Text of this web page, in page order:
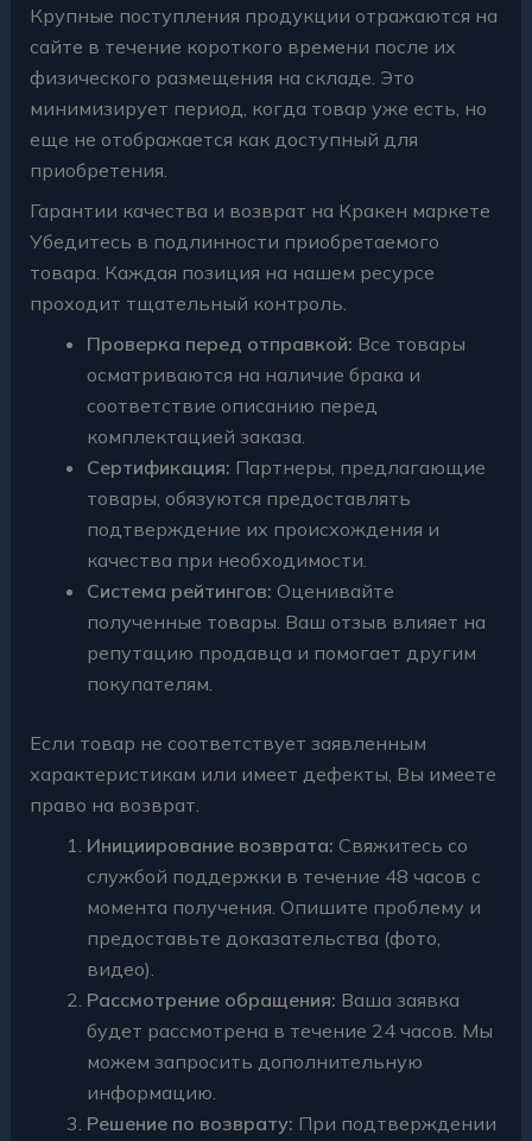
Крупные поступления продукции отражаются на
сайте в течение короткого времени после их
физического размещения на складе. Это
минимизирует период, когда товар уже есть, но
еще не отображается как доступный для
приобретения.
Гарантии качества и возврат на Кракен маркете
Убедитесь в подлинности приобретаемого
товара. Каждая позиция на нашем ресурсе
проходит тщательный контроль.
Проверка перед отправкой: Все товары
осматриваются на наличие брака и
соответствие описанию перед
комплектацией заказа.
Сертификация: Партнеры, предлагающие
товары, обязуются предоставлять
подтверждение их происхождения и
качества при необходимости.
Система рейтингов: Оценивайте
полученные товары. Ваш отзыв влияет на
репутацию продавца и помогает другим
покупателям.
Если товар не соответствует заявленным
характеристикам или имеет дефекты, Вы имеете
право на возврат.
Инициирование возврата: Свяжитесь со
службой поддержки в течение 48 часов с
момента получения. Опишите проблему и
предоставьте доказательства (фото,
видео).
Рассмотрение обращения: Ваша заявка
будет рассмотрена в течение 24 часов. Мы
можем запросить дополнительную
информацию.
Решение по возврату: При подтверждении